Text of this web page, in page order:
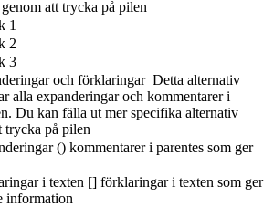
att trycka på pilen
1
2
3
och förklaringar Detta alternativ
alla expanderingar och kommentarer i
Du kan fälla ut mer specifika alternativ
trycka på pilen
() kommentarer i parentes som ger
i texten [] förklaringar i texten som ger
information